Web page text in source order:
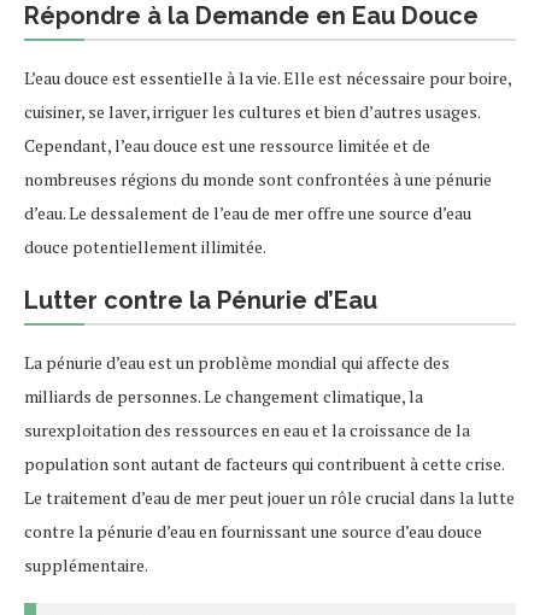
Répondre à la Demande en Eau Douce
L’eau douce est essentielle à la vie. Elle est nécessaire pour boire,
cuisiner, se laver, irriguer les cultures et bien d’autres usages.
Cependant, l’eau douce est une ressource limitée et de
nombreuses régions du monde sont confrontées à une pénurie
d’eau. Le dessalement de l’eau de mer offre une source d’eau
douce potentiellement illimitée.
Lutter contre la Pénurie d’Eau
La pénurie d’eau est un problème mondial qui affecte des
milliards de personnes. Le changement climatique, la
surexploitation des ressources en eau et la croissance de la
population sont autant de facteurs qui contribuent à cette crise.
Le traitement d’eau de mer peut jouer un rôle crucial dans la lutte
contre la pénurie d’eau en fournissant une source d’eau douce
supplémentaire.